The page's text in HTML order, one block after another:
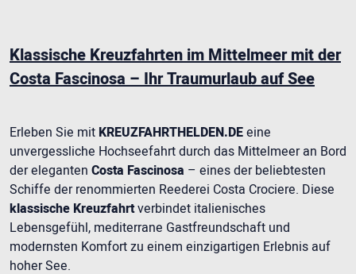
Klassische Kreuzfahrten im Mittelmeer mit der
Costa Fascinosa – Ihr Traumurlaub auf See
Erleben Sie mit KREUZFAHRTHELDEN.DEeine
unvergessliche Hochseefahrt durch das Mittelmeer an Bord
der eleganten Costa Fascinosa – eines der beliebtesten
Schiffe der renommierten Reederei Costa Crociere. Diese
klassische Kreuzfahrtverbindet italienisches
Lebensgefühl, mediterrane Gastfreundschaft und
modernsten Komfort zu einem einzigartigen Erlebnis auf
hoher See.